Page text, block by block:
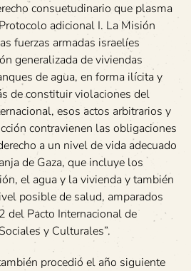
consuetudinario que plasma
adicional I. La Misión
fuerzas armadas israelíes
generalizada de viviendas
de agua, en forma ilícita y
de constituir violaciones del
esos actos arbitrarios y
contravienen las obligaciones
a un nivel de vida adecuado
de Gaza, que incluye los
el agua y la vivienda y también
posible de salud, amparados
del Pacto Internacional de
y Culturales”.
procedió el año siguiente